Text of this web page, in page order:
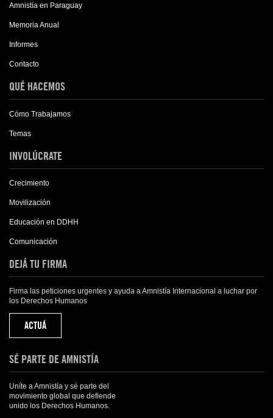
Amnistía en Paraguay
Memoria Anual
Informes
Contacto
QUÉ HACEMOS
Cómo Trabajamos
Temas
INVOLÚCRATE
Crecimiento
Movilización
Educación en DDHH
Comunicación
DEJÁ TU FIRMA
Firma las peticiones urgentes y ayuda a Amnistía Internacional a luchar por
los Derechos Humanos
ACTUÁ
SÉ PARTE DE AMNISTÍA
Uníte a Amnistía y sé parte del
movimiento global que defiende
unido los Derechos Humanos.